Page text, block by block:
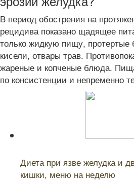
В период обострения на
рецидива показано щадящее
только жидкую пищу,
кисели, отвары трав.
жареные и копченые блюда.
по консистенции и непременно
Диета при язве желудка и
кишки, меню на неделю